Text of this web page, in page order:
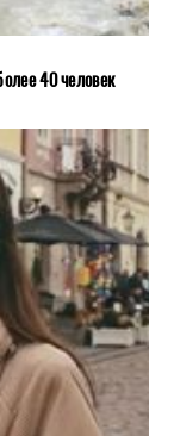
40 человек